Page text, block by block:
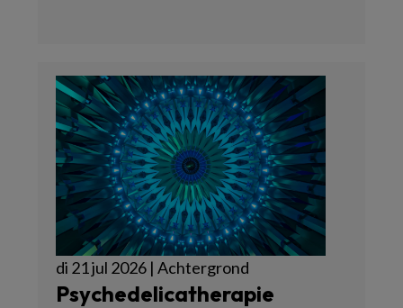
di 21 jul 2026 | Achtergrond
Psychedelicatherapie